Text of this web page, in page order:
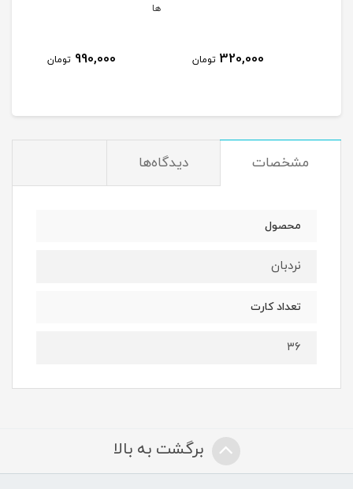
320,000 تومان
ها
990,000 تومان
مشخصات دیدگاه‌ها
محصول
نردبان
تعداد کارت
۳۶
برگشت به بالا